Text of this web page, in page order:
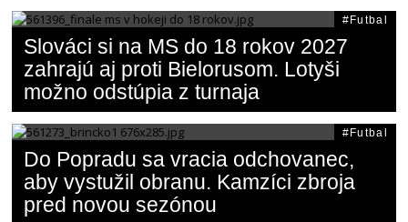
Slováci si na MS do 18 rokov 2027
zahrajú aj proti Bielorusom. Lotyši
možno odstúpia z turnaja
Futbal
Do Popradu sa vracia odchovanec,
aby vystužil obranu. Kamzíci zbroja
pred novou sezónou
Futbal